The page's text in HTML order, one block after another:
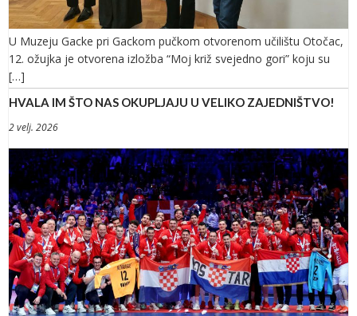
U Muzeju Gacke pri Gackom pučkom otvorenom učilištu Otočac,
12. ožujka je otvorena izložba “Moj križ svejedno gori” koju su
[…]
HVALA IM ŠTO NAS OKUPLJAJU U VELIKO ZAJEDNIŠTVO!
2 velj. 2026